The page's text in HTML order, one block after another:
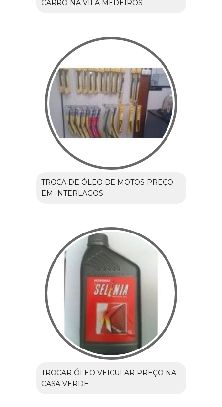
CARRO NA VILA MEDEIROS
TROCA DE ÓLEO DE MOTOS PREÇO
EM INTERLAGOS
TROCAR ÓLEO VEICULAR PREÇO NA
CASA VERDE